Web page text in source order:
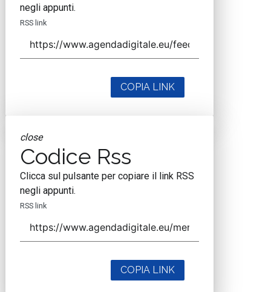
negli appunti.
RSS link
COPIA LINK
close
Codice Rss
Clicca sul pulsante per copiare il link RSS
negli appunti.
RSS link
COPIA LINK